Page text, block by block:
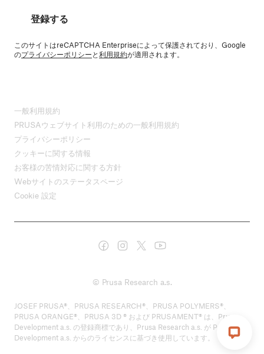
登録する
このサイトはreCAPTCHA Enterpriseによって保護されており、Google
のプライバシーポリシーと利用規約が適用されます。
一般利用規約
PRUSAウェブサイト利用のための一般利用規約
プライバシーポリシー
クッキーに関する情報
お客様の苦情対応に関する方針
Webサイトのステータスページ
Cookie 設定
© Prusa Research a.s.
JOSEF PRUSA®、PRUSA RESEARCH®、PRUSA POLYMERS®、
PRUSA ORANGE®、PRUSA 3D ® および PRUSAMENT® は、Prusa
Development a.s. の登録商標であり、Prusa Research a.s. が Prusa
Development a.s. からのライセンスに基づき使用しています。